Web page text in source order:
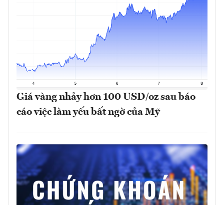
Giá vàng nhảy hơn 100 USD/oz sau báo
cáo việc làm yếu bất ngờ của Mỹ